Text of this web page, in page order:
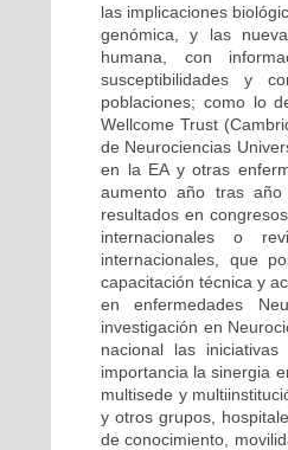
las implicaciones
genómica, y las
humana, con
susceptibilidades y
poblaciones; como lo
Wellcome Trust
de Neurociencias
en la EA y otras
aumento año tras año
resultados en
internacionales o
internacionales, que
capacitación técnica y
en enfermedades
investigación en
nacional las
importancia la sinergia
multisede y
y otros grupos,
de conocimiento,